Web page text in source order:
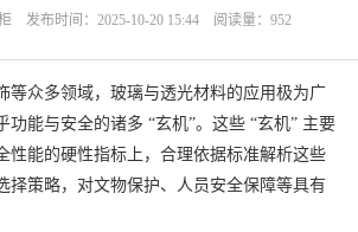
发布时间：2025-10-20 15:44 阅读量：952
等众多领域，玻璃与透光材料的应用极为广
功能与安全的诸多 “玄机”。这些 “玄机” 主要
性能的硬性指标上，合理依据标准解析这些
择策略，对文物保护、人员安全保障等具有